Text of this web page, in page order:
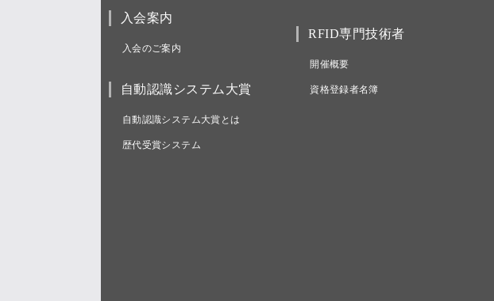
入会案内
入会のご案内
自動認識システム大賞
自動認識システム大賞とは
歴代受賞システム
RFID専門技術者
開催概要
資格登録者名簿